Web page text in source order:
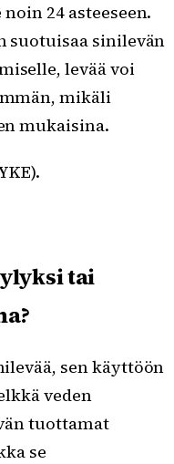
24 asteeseen.
suotuisaa sinilevän
levää voi
mikäli
mukaisina.
tai
sen käyttöön
veden
tuottamat
se